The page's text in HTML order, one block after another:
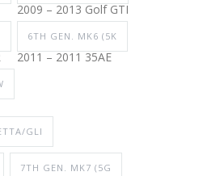
2009 – 2013 Golf GTI
6TH GEN. MK6 (5K
2011 – 2011 35AE
GLI
7TH GEN. MK7 (5G